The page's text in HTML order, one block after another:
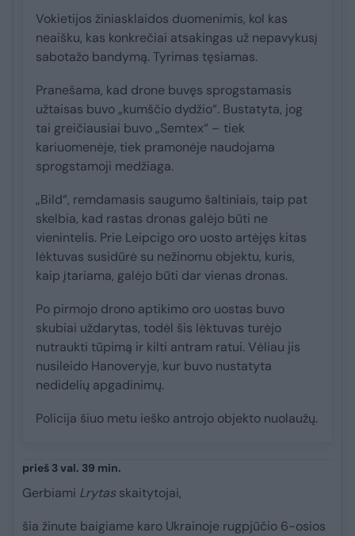
Vokietijos žiniasklaidos duomenimis, kol kas
neaišku, kas konkrečiai atsakingas už nepavykusį
sabotažo bandymą. Tyrimas tęsiamas.
Pranešama, kad drone buvęs sprogstamasis
užtaisas buvo „kumščio dydžio“. Bustatyta, jog
tai greičiausiai buvo „Semtex“ – tiek
kariuomenėje, tiek pramonėje naudojama
sprogstamoji medžiaga.
„Bild“, remdamasis saugumo šaltiniais, taip pat
skelbia, kad rastas dronas galėjo būti ne
vienintelis. Prie Leipcigo oro uosto artėjęs kitas
lėktuvas susidūrė su nežinomu objektu, kuris,
kaip įtariama, galėjo būti dar vienas dronas.
Po pirmojo drono aptikimo oro uostas buvo
skubiai uždarytas, todėl šis lėktuvas turėjo
nutraukti tūpimą ir kilti antram ratui. Vėliau jis
nusileido Hanoveryje, kur buvo nustatyta
nedidelių apgadinimų.
Policija šiuo metu ieško antrojo objekto nuolaužų.
prieš 3 val. 39 min.
Gerbiami Lrytas skaitytojai,
šia žinute baigiame karo Ukrainoje rugpjūčio 6-osios